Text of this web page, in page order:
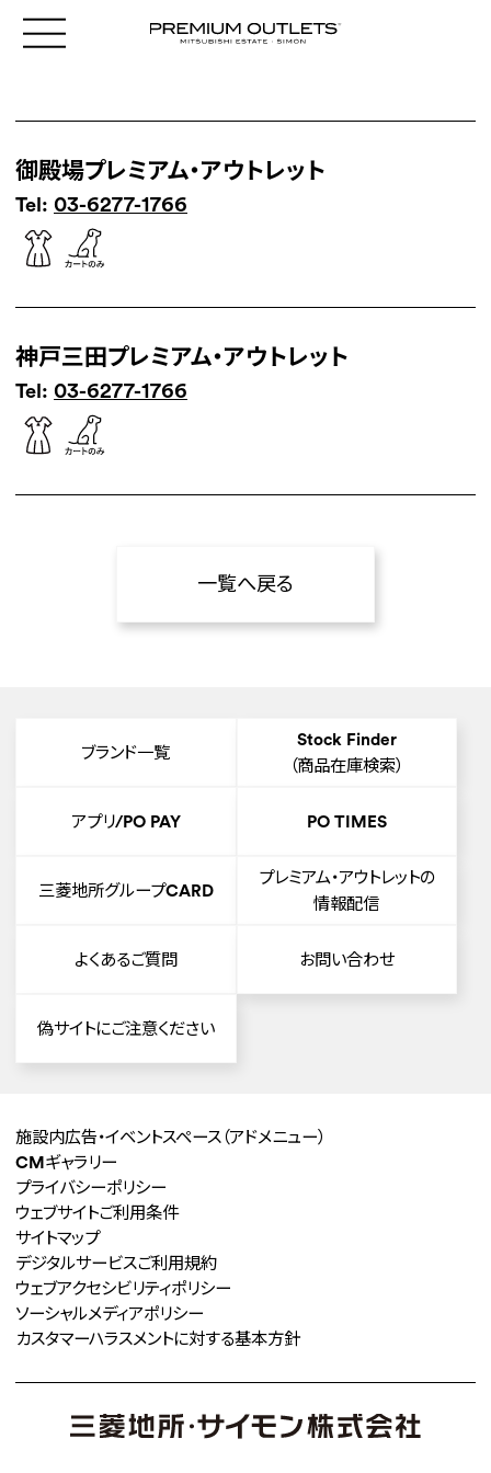
御殿場プレミアム・アウトレット
Tel: 03-6277-1766
神戸三田プレミアム・アウトレット
Tel: 03-6277-1766
一覧へ戻る
ブランド一覧
Stock Finder
（商品在庫検索）
アプリ/PO PAY PO TIMES
三菱地所グループCARD
プレミアム・アウトレットの
情報配信
よくあるご質問 お問い合わせ
偽サイトにご注意ください
施設内広告・イベントスペース （アドメニュー）
CMギャラリー
プライバシーポリシー
ウェブサイトご利用条件
サイトマップ
デジタルサービスご利用規約
ウェブアクセシビリティポリシー
ソーシャルメディアポリシー
カスタマーハラスメントに対する基本方針